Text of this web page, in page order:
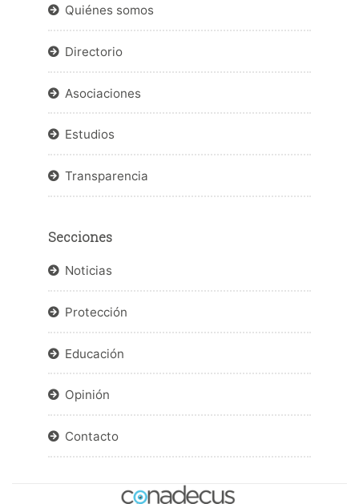
Quiénes somos
Directorio
Asociaciones
Estudios
Transparencia
Secciones
Noticias
Protección
Educación
Opinión
Contacto